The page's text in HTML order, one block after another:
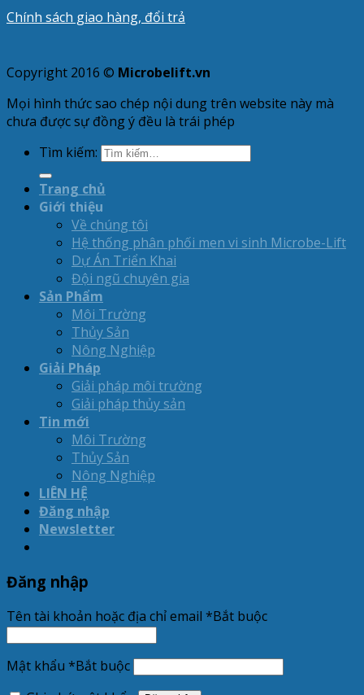
Chính sách giao hàng, đổi trả
Copyright 2016 © Microbelift.vn
Mọi hình thức sao chép nội dung trên website này mà
chưa được sự đồng ý đều là trái phép
Tìm kiếm:
Trang chủ
Giới thiệu
Về chúng tôi
Hệ thống phân phối men vi sinh Microbe-Lift
Dự Án Triển Khai
Đội ngũ chuyên gia
Sản Phẩm
Môi Trường
Thủy Sản
Nông Nghiệp
Giải Pháp
Giải pháp môi trường
Giải pháp thủy sản
Tin mới
Môi Trường
Thủy Sản
Nông Nghiệp
LIÊN HỆ
Đăng nhập
Newsletter
Đăng nhập
Tên tài khoản hoặc địa chỉ email *Bắt buộc
Mật khẩu *Bắt buộc